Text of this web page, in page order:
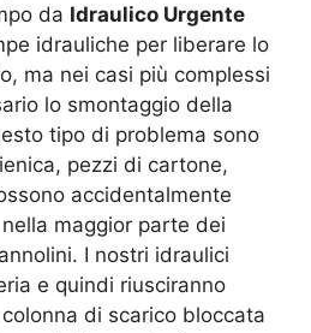
da Idraulico Urgente
idrauliche per liberare lo
ma nei casi più complessi
lo smontaggio della
tipo di problema sono
pezzi di cartone,
accidentalmente
maggior parte dei
I nostri idraulici
e quindi riusciranno
di scarico bloccata